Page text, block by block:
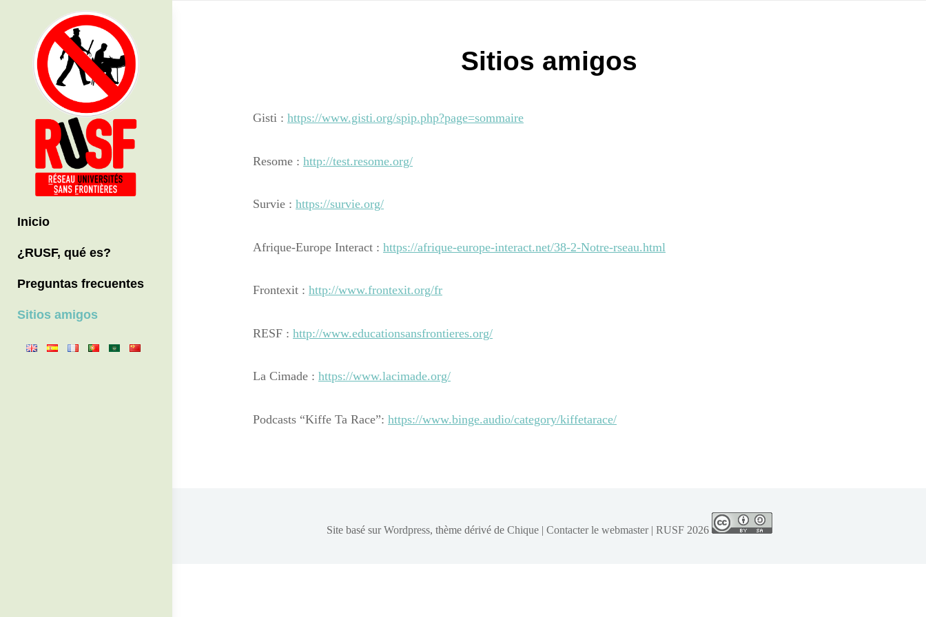
content
Inicio
¿RUSF, qué es?
Preguntas frecuentes
Sitios amigos
Sitios amigos
Gisti : https://www.gisti.org/spip.php?page=sommaire
Resome : http://test.resome.org/
Survie : https://survie.org/
Afrique-Europe Interact : https://afrique-europe-interact.net/38-2-Notre-rseau.html
Frontexit : http://www.frontexit.org/fr
RESF : http://www.educationsansfrontieres.org/
La Cimade : https://www.lacimade.org/
Podcasts “Kiffe Ta Race”: https://www.binge.audio/category/kiffetarace/
Site basé surWordpress, thème dérivé de Chique| Contacter le webmaster| RUSF2026